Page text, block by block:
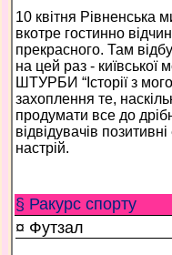
10 квітня Рівненська
вкотре гостинно
прекрасного. Там
на цей раз - київської
ШТУРБИ “Історії з
захоплення те,
продумати все до
відвідувачів
настрій.
§ Ракурс спорту
¤ Футзал